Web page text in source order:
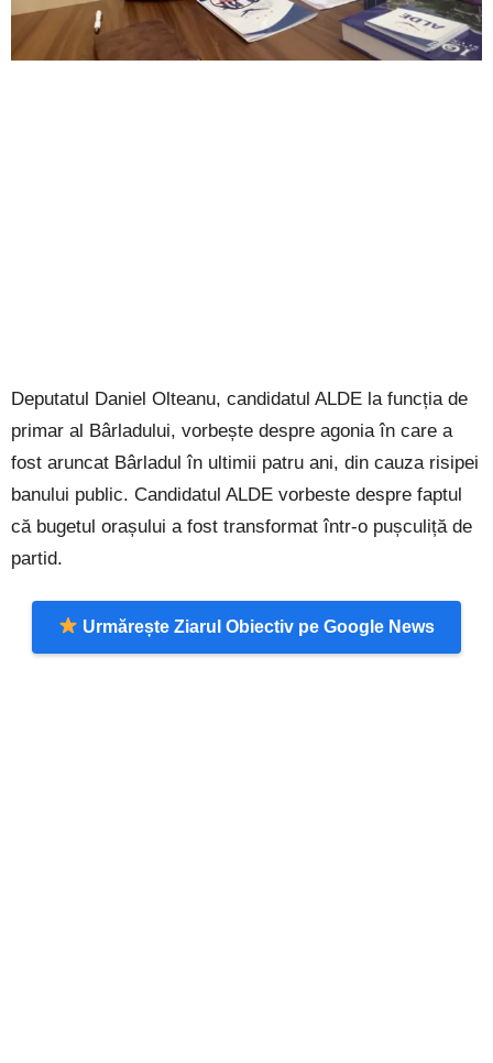
Deputatul Daniel Olteanu, candidatul ALDE la funcția de
primar al Bârladului, vorbește despre agonia în care a
fost aruncat Bârladul în ultimii patru ani, din cauza risipei
banului public. Candidatul ALDE vorbeste despre faptul
că bugetul orașului a fost transformat într-o pușculiță de
partid.
Urmărește Ziarul Obiectiv pe Google News